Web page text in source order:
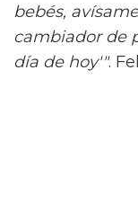
bebés,
cambiador de
día de hoy'".